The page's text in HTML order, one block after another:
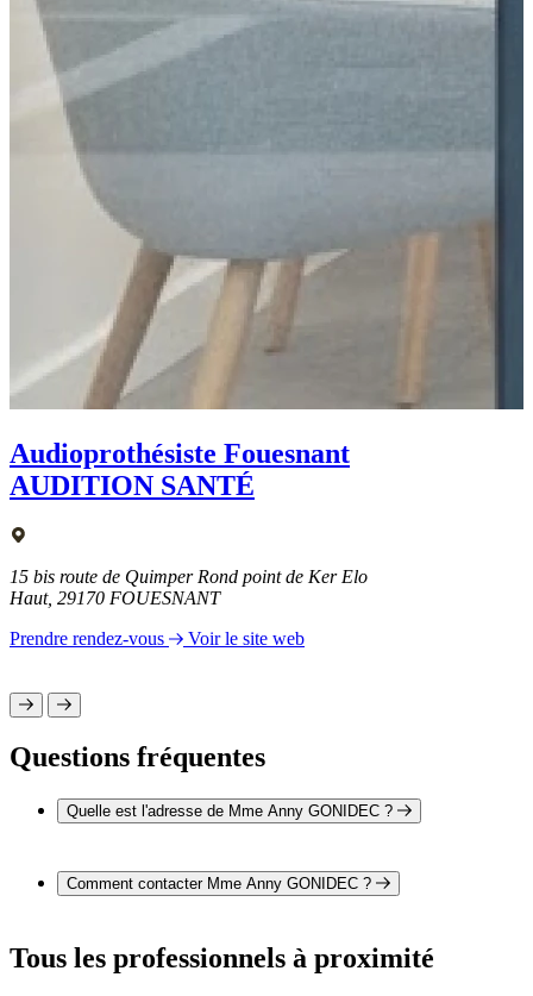
Audioprothésiste Fouesnant
AUDITION SANTÉ
15 bis route de Quimper Rond point de Ker Elo
Haut, 29170 FOUESNANT
Prendre rendez-vous
Voir le site web
Questions fréquentes
Quelle est l'adresse de Mme Anny GONIDEC ?
29170 FOUESNANT
Comment contacter Mme Anny GONIDEC ?
téléphone au 02 98 56 62 00.
Tous les professionnels à proximité